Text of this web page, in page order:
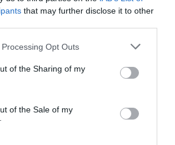
that may further disclose it to other
Opt Outs
of the Sharing of my
of the Sale of my
Huawei: lo que importan